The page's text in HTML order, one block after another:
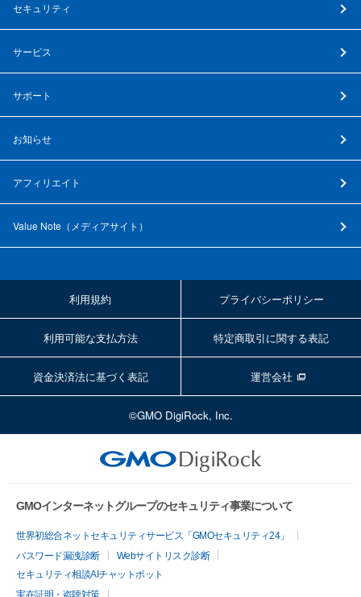
セキュリティ
サービス
サポート
お知らせ
アフィリエイト
Value Note（ メディアサイト ）
利用規約 プライバシーポリシー
利用可能な支払方法 特定商取引に関する表記
資金決済法に基づく表記 運営会社
©GMO DigiRock, Inc.
GMOインターネットグループのセキュリティ事業について
世界初総合ネットセキュリティサービス「GMOセキュリティ24」
パスワード漏洩診断
Webサイトリスク診断
セキュリティ相談AIチャットボット
実在証明・盗聴対策